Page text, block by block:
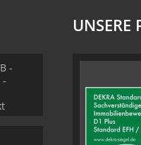
-
UNSERE